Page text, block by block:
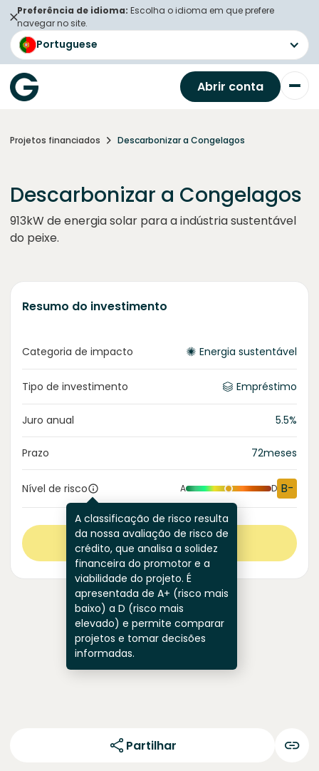
Preferência de idioma: Escolha o idioma em que prefere
navegar no site.
Portuguese
Abrir conta
Projetos financiados Descarbonizar a Congelagos
Descarbonizar a Congelagos
913kW de energia solar para a indústria sustentável
do peixe.
Resumo do investimento
Categoria de impacto Energia sustentável
Tipo de investimento Empréstimo
Juro anual 5.5%
Prazo 72meses
Nível de risco
A classificação de risco resulta
da nossa avaliação de risco de
crédito, que analisa a solidez
financeira do promotor e a
viabilidade do projeto. É
apresentada de A+ (risco mais
baixo) a D (risco mais
elevado) e permite comparar
projetos e tomar decisões
informadas.
A D B-
Ver mais
Partilhar